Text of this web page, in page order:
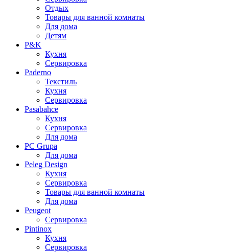
Отдых
Товары для ванной комнаты
Для дома
Детям
P&K
Кухня
Сервировка
Paderno
Текстиль
Кухня
Сервировка
Pasabahce
Кухня
Сервировка
Для дома
PC Grupa
Для дома
Peleg Design
Кухня
Сервировка
Товары для ванной комнаты
Для дома
Peugeot
Сервировка
Pintinox
Кухня
Сервировка